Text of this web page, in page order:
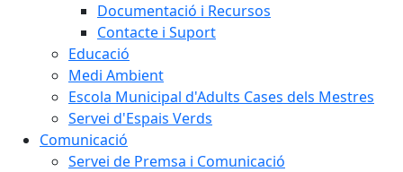
Documentació i Recursos
Contacte i Suport
Educació
Medi Ambient
Escola Municipal d'Adults Cases dels Mestres
Servei d'Espais Verds
Comunicació
Servei de Premsa i Comunicació